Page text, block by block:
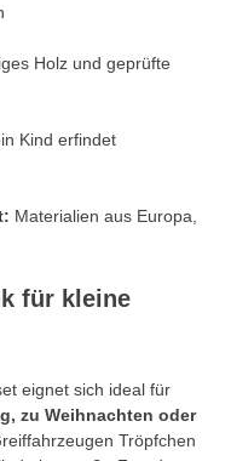
Holz und geprüfte
Kind erfindet
Materialien aus Europa,
für kleine
eignet sich ideal für
zu Weihnachten oder
Tröpfchen